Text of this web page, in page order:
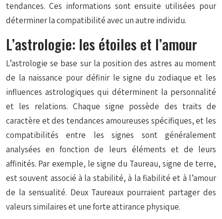
tendances. Ces informations sont ensuite utilisées pour
déterminer la compatibilité avec un autre individu.
L’astrologie: les étoiles et l’amour
L’astrologie se base sur la position des astres au moment
de la naissance pour définir le signe du zodiaque et les
influences astrologiques qui déterminent la personnalité
et les relations. Chaque signe possède des traits de
caractère et des tendances amoureuses spécifiques, et les
compatibilités entre les signes sont généralement
analysées en fonction de leurs éléments et de leurs
affinités. Par exemple, le signe du Taureau, signe de terre,
est souvent associé à la stabilité, à la fiabilité et à l’amour
de la sensualité. Deux Taureaux pourraient partager des
valeurs similaires et une forte attirance physique.